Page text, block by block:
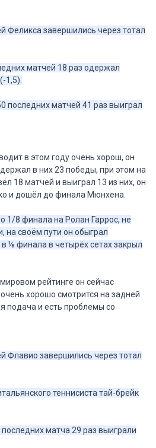
Феликса завершились через тотал
матчей 18 раз одержал
1,5).
последних матчей 41 раз выиграл
в этом году очень хорош, он
в них 23 победы, при этом на
18 матчей и выиграл 13 из них, он
и дошёл до финала Мюнхена.
1/8 финала на Ролан Гаррос, не
на своём пути он обыграл
в ⅛ финала в четырёх сетах закрыл
рейтинге он сейчас
хорошо смотрится на задней
подача и есть проблемы со
Флавио завершились через тотал
теннисиста тай-брейк
матча 29 раз выиграли